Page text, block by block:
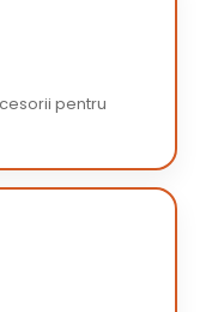
pentru